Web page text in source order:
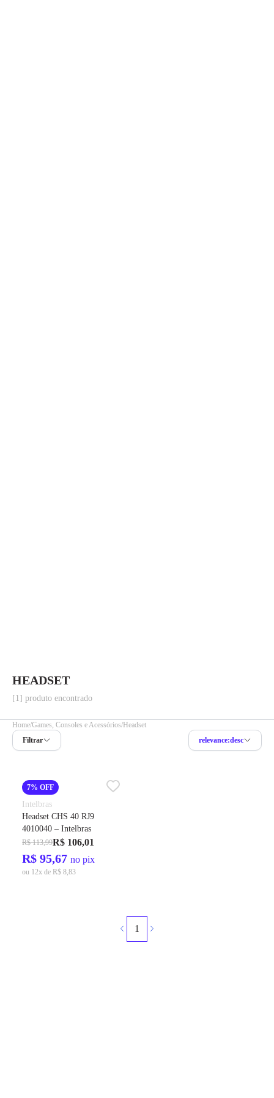
HEADSET
[1] produto encontrado
Home Games, Consoles e Acessórios Headset
Filtrar
relevance:desc
7% OFF
Intelbras
Headset CHS 40 RJ9
4010040 – Intelbras
R$ 113,99R$ 106,01
R$ 95,67 no pix
ou 12x de R$ 8,83
1